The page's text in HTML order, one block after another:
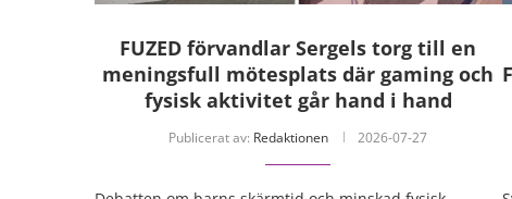
FUZED förvandlar Sergels torg till en
meningsfull mötesplats där gaming och
fysisk aktivitet går hand i hand
Publicerat av: Redaktionen 2026-07-27